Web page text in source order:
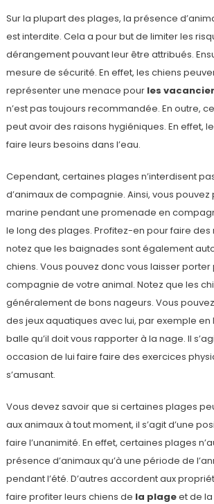
Sur la plupart des plages, la présence
est interdite. Cela a pour but de limiter les
dérangement pouvant leur être attribués.
mesure de sécurité. En effet, les chiens
représenter une menace pour les
n’est pas toujours recommandée. En outre,
peut avoir des raisons hygiéniques. En effet,
faire leurs besoins dans l’eau.
Cependant, certaines plages n’interdisent
d’animaux de compagnie. Ainsi, vous
marine pendant une promenade en
le long des plages. Profitez-en pour faire des
notez que les baignades sont également
chiens. Vous pouvez donc vous laisser
compagnie de votre animal. Notez que les
généralement de bons nageurs. Vous
des jeux aquatiques avec lui, par exemple en
balle qu’il doit vous rapporter à la nage. Il
occasion de lui faire faire des exercices
s’amusant.
Vous devez savoir que si certaines plages
aux animaux à tout moment, il s’agit d’une
faire l’unanimité. En effet, certaines plages
présence d’animaux qu’à une période de
pendant l’été. D’autres accordent aux
faire profiter leurs chiens de la plageet de la